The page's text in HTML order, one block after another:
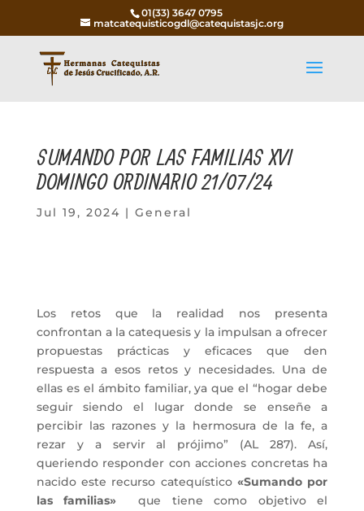
01(33) 3647 0795
matcatequisticogdl@catequistasjc.org
SUMANDO POR LAS FAMILIAS XVI
DOMINGO ORDINARIO 21/07/24
Jul 19, 2024 | General
Los retos que la realidad nos presenta
confrontan a la catequesis y la impulsan a ofrecer
propuestas prácticas y eficaces que den
respuesta a esos retos y necesidades. Una de
ellas es el ámbito familiar, ya que el “hogar debe
seguir siendo el lugar donde se enseñe a
percibir las razones y la hermosura de la fe, a
rezar y a servir al prójimo” (AL 287). Así,
queriendo responder con acciones concretas ha
nacido este recurso catequístico «Sumando por
las familias»
que tiene como objetivo el